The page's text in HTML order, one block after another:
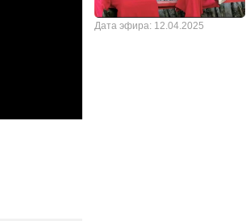
Дата эфира: 12.04.2025